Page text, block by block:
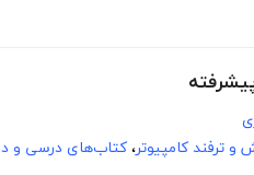
ترفند کامپیوتر، کتاب‌های درسی و